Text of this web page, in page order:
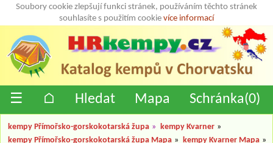
Soubory cookie zlepšují funkci stránek, používáním těchto stránek
souhlasíte s použitím cookie více informací
☰ ⌂ Hledat Mapa Schránka(0)
kempy Přímořsko-gorskokotarská župa » kempy Kvarner »
kempy Přímořsko-gorskokotarská župa Mapa » kempy Kvarner Mapa »